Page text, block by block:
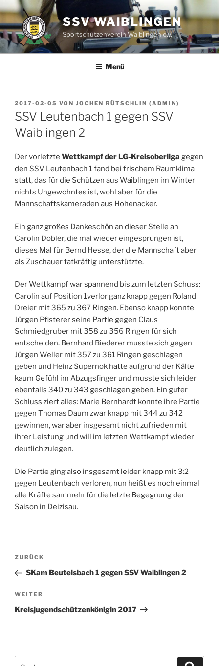
Zum
Inhalt
springen
SSV WAIBLINGEN
Sportschützenverein Waiblingen e.V.
Menü
VERÖFFENTLICHT
AM
2017-02-05 VON JOCHEN RÜTSCHLIN (ADMIN)
SSV Leutenbach 1 gegen SSV
Waiblingen 2
Der vorletzte Wettkampf der LG-Kreisoberliga gegen
den SSV Leutenbach 1 fand bei frischem Raumklima
statt, das für die Schützen aus Waiblingen im Winter
nichts Ungewohntes ist, wohl aber für die
Mannschaftskameraden aus Hohenacker.
Ein ganz großes Dankeschön an dieser Stelle an
Carolin Dobler, die mal wieder eingesprungen ist,
dieses Mal für Bernd Hesse, der die Mannschaft aber
als Zuschauer tatkräftig unterstützte.
Der Wettkampf war spannend bis zum letzten Schuss:
Carolin auf Position 1verlor ganz knapp gegen Roland
Dreier mit 365 zu 367 Ringen. Ebenso knapp konnte
Jürgen Pfisterer seine Partie gegen Claus
Schmiedgruber mit 358 zu 356 Ringen für sich
entscheiden. Bernhard Biederer musste sich gegen
Jürgen Weller mit 357 zu 361 Ringen geschlagen
geben und Heinz Supernok hatte aufgrund der Kälte
kaum Gefühl im Abzugsfinger und musste sich leider
ebenfalls 340 zu 343 geschlagen geben. Ein guter
Schluss ziert alles: Marie Bernhardt konnte ihre Partie
gegen Thomas Daum zwar knapp mit 344 zu 342
gewinnen, war aber insgesamt nicht zufrieden mit
ihrer Leistung und will im letzten Wettkampf wieder
deutlich zulegen.
Die Partie ging also insgesamt leider knapp mit 3:2
gegen Leutenbach verloren, nun heißt es noch einmal
alle Kräfte sammeln für die letzte Begegnung der
Saison in Deizisau.
Beitragsnavigation
Vorheriger
Beitrag
ZURÜCK
SKam Beutelsbach 1 gegen SSV Waiblingen 2
Nächster
Beitrag
WEITER
Kreisjugendschützenkönigin 2017